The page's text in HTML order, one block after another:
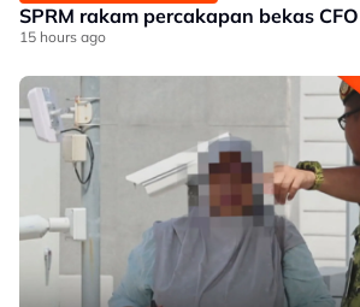
SPRM rakam percakapan bekas
15 hours ago